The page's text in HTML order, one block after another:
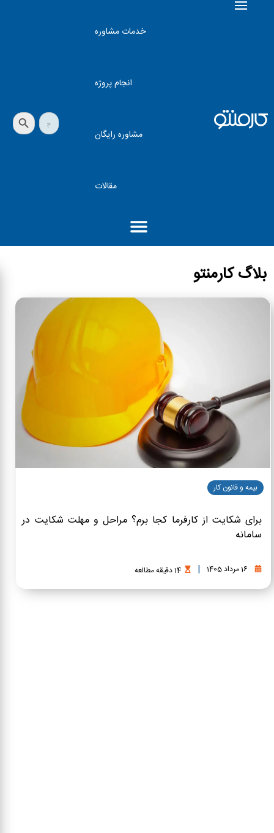
خدمات مشاوره
انجام پروژه
مشاوره رایگان
مقالات
جستجو
برای:
دکمه جستجو
بلاگ کارمنتو
بیمه و قانون کار
برای شکایت از کارفرما کجا برم؟ مراحل و مهلت شکایت در
سامانه
16 مرداد 1405 |
14دقیقهمطالعه